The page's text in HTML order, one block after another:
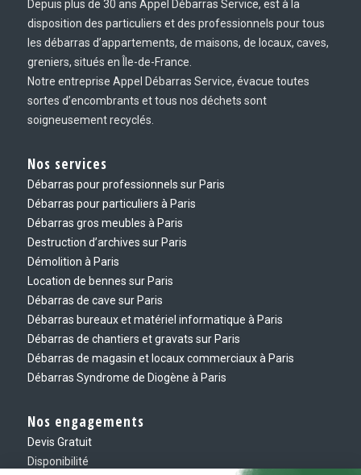
Depuis plus de 30 ans Appel Débarras Service, est à la
disposition des particuliers et des professionnels pour tous
les débarras d’appartements, de maisons, de locaux, caves,
greniers, situés en Île-de-France.
Notre entreprise Appel Débarras Service, évacue toutes
sortes d’encombrants et tous nos déchets sont
soigneusement recyclés.
Nos services
Débarras pour professionnels sur Paris
Débarras pour particuliers à Paris
Débarras gros meubles à Paris
Destruction d’archives sur Paris
Démolition à Paris
Location de bennes sur Paris
Débarras de cave sur Paris
Débarras bureaux et matériel informatique à Paris
Débarras de chantiers et gravats sur Paris
Débarras de magasin et locaux commerciaux à Paris
Débarras Syndrome de Diogène à Paris
Nos engagements
Devis Gratuit
Disponibilité